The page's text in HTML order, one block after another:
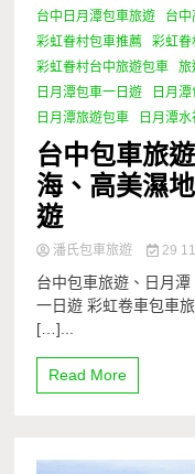
台中日月潭包車旅遊
台
彩虹眷村包車推薦
彩虹眷
彩虹眷村台中旅遊包車
旅
日月潭包車一日遊
日月
日月潭旅遊包車
日月潭
台中包車旅
海、高美濕
遊
潘氏包車旅遊 29
台中包車旅遊、日月
一日遊 彩虹卷車包車
[…]...
Read More